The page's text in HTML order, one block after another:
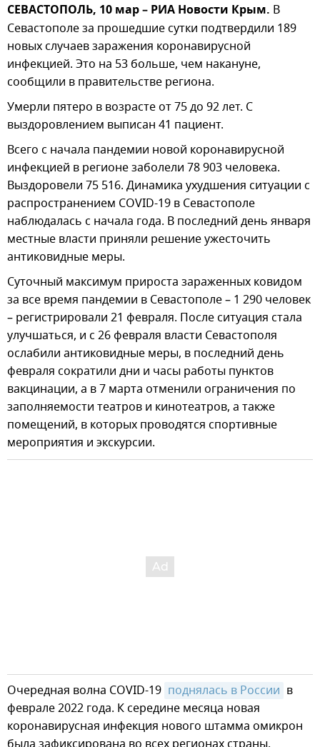
СЕВАСТОПОЛЬ, 10 мар – РИА Новости Крым. В
Севастополе за прошедшие сутки подтвердили 189
новых случаев заражения коронавирусной
инфекцией. Это на 53 больше, чем накануне,
сообщили в правительстве региона.
Умерли пятеро в возрасте от 75 до 92 лет. С
выздоровлением выписан 41 пациент.
Всего с начала пандемии новой коронавирусной
инфекцией в регионе заболели 78 903 человека.
Выздоровели 75 516. Динамика ухудшения ситуации с
распространением COVID-19 в Севастополе
наблюдалась с начала года. В последний день января
местные власти приняли решение ужесточить
антиковидные меры.
Суточный максимум прироста зараженных ковидом
за все время пандемии в Севастополе – 1 290 человек
– регистрировали 21 февраля. После ситуация стала
улучшаться, и с 26 февраля власти Севастополя
ослабили антиковидные меры, в последний день
февраля сократили дни и часы работы пунктов
вакцинации, а в 7 марта отменили ограничения по
заполняемости театров и кинотеатров, а также
помещений, в которых проводятся спортивные
мероприятия и экскурсии.
Очередная волна COVID-19 поднялась в России в
феврале 2022 года. К середине месяца новая
коронавирусная инфекция нового штамма омикрон